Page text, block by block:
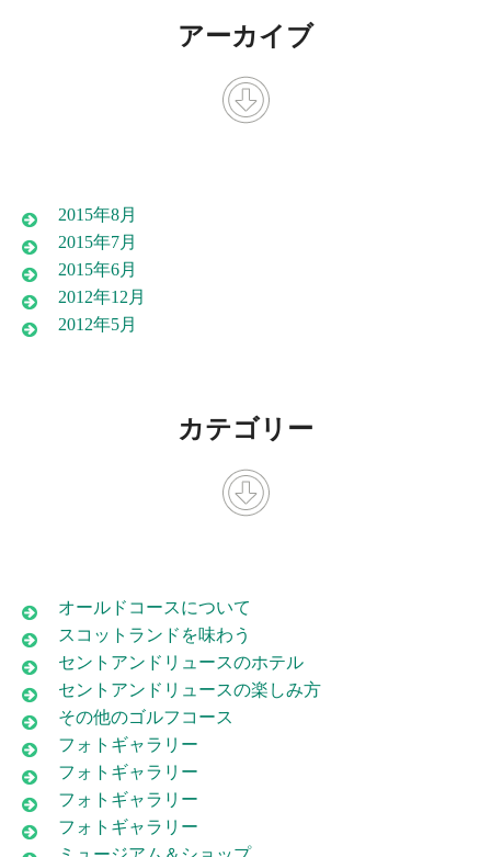
アーカイブ
2015年8月
2015年7月
2015年6月
2012年12月
2012年5月
カテゴリー
オールドコースについて
スコットランドを味わう
セントアンドリュースのホテル
セントアンドリュースの楽しみ方
その他のゴルフコース
フォトギャラリー
フォトギャラリー
フォトギャラリー
フォトギャラリー